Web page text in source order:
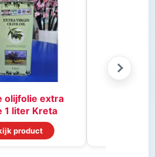
olijfolie extra
1 liter Kreta
product
Stifado